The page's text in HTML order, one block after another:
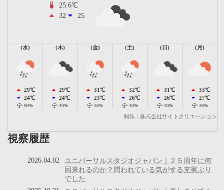
25.6℃
32
25
(水)
29℃
24℃
90%
(木)
29℃
24℃
40%
(金)
31℃
23℃
30%
(土)
32℃
26℃
30%
(日)
31℃
26℃
30%
(月)
33℃
27℃
30%
制作：株式会社サイトクリエーション
視察履歴
ユニバーサルスタジオジャパン｜２５周年に何
回来れるのか？問われている気がする充実ぶり
でした
2026.04.02